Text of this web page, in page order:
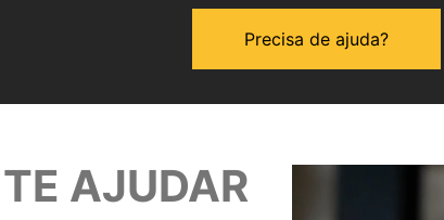
Precisa de ajuda?
AJUDAR